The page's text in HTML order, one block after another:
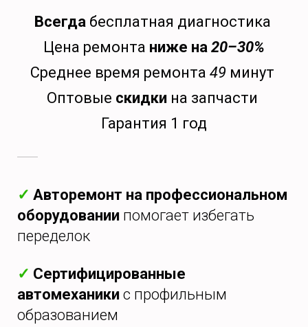
Всегдабесплатная диагностика
Цена ремонта ниже на 20–30%
Среднее время ремонта 49 минут
Оптовые скидки на запчасти
Гарантия 1 год
✓ Авторемонт на профессиональном
оборудовании помогает избегать
переделок
✓ Сертифицированные
автомеханики с профильным
образованием